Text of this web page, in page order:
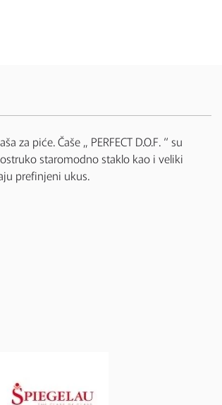
piće. Čaše „ PERFECT D.O.F. “ su
staromodno staklo kao i veliki
prefinjeni ukus.